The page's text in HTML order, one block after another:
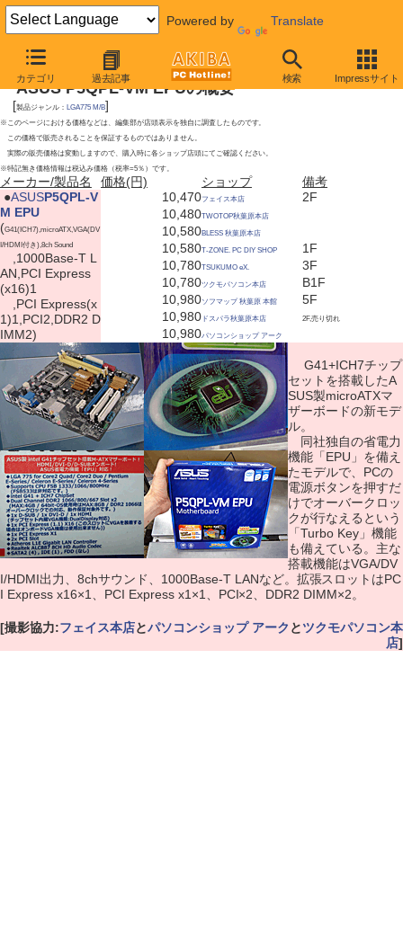
Powered by Translate
カテゴリ 過去記事 検索 Impressサイト
2009年5月23日号
ASUS P5QPL-VM EPUの概要
[製品ジャンル： LGA775 M/B]
※このページにおける価格などは、編集部が店頭表示を独自に調査したものです。
この価格で販売されることを保証するものではありません。
実際の販売価格は変動しますので、購入時に各ショップ店頭にてご確認ください。
※特記無き価格情報は税込み価格（税率=5％）です。
メーカー/製品名 価格(円) ショップ
備考
●ASUSP5QPL-V
M EPU
(G41(ICH7),microATX,VGA(DV
I/HDMI付き),8ch Sound
,1000Base-T L
AN,PCI Express
(x16)1
,PCI Express(x
1)1,PCI2,DDR2 D
IMM2)
10,470フェイス本店
2F
10,480TWOTOP秋葉原本店
10,580BLESS 秋葉原本店
10,580T-ZONE. PC DIY SHOP
1F
10,780TSUKUMO eX.
3F
10,780ツクモパソコン本店
B1F
10,980ソフマップ 秋葉原 本館
5F
10,980 ドスパラ秋葉原本店 2F,売り切れ
10,980パソコンショップ アーク
G41+ICH7チップ
セットを搭載したA
SUS製microATXマ
ザーボードの新モデ
ル。
同社独自の省電力
機能「EPU」を備え
たモデルで、PCの
電源ボタンを押すだ
けでオーバークロッ
クが行なえるという
「Turbo Key」機能
も備えている。主な
搭載機能はVGA/DV
I/HDMI出力、8chサウンド、1000Base-T LANなど。拡張スロットはPC
I Express x16×1、PCI Express x1×1、PCI×2、DDR2 DIMM×2。
[撮影協力:フェイス本店とパソコンショップ アーク とツクモパソコン本
店]